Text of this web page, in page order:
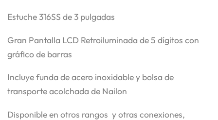
Estuche 316SS de 3 pulgadas
Gran Pantalla LCD Retroiluminada de 5 dígitos con
gráfico de barras
Incluye funda de acero inoxidable y bolsa de
transporte acolchada de Nailon
Disponible en otros rangos y otras conexiones,